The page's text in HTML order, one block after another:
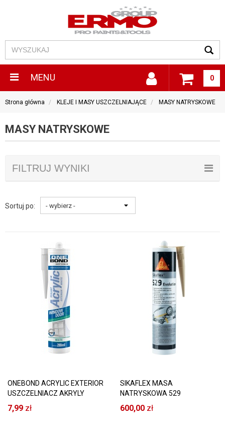
MENU 0
Strona główna KLEJE I MASY USZCZELNIAJĄCE MASY NATRYSKOWE
MASY NATRYSKOWE
FILTRUJ WYNIKI
Sortuj po:
ONEBOND ACRYLIC EXTERIOR
USZCZELNIACZ AKRYLY
BIAŁY
7,99 zł
SIKAFLEX MASA
NATRYSKOWA 529
EVOLUTION BEŻOWA SIKA
12SZT
600,00 zł